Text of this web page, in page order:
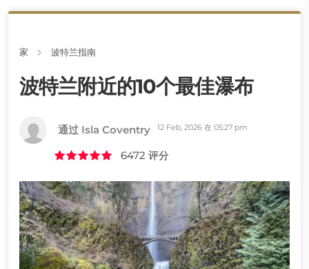
家 波特兰指南
波特兰附近的10个最佳瀑布
通过 Isla Coventry 12 Feb, 2026 在 05:27 pm
6472 评分